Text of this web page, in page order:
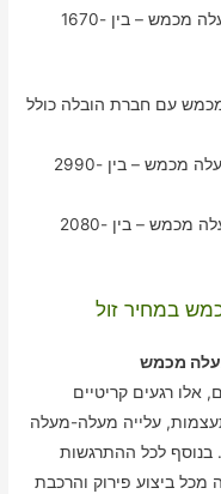
טווח המחירים לאריזה דירת 4 חדרים במעלה מכמש – בין 1670-
חדרים במעלה מכמש עם חברת הובלה כולל
טווח המחירים להובלת דירת 5 חדרים במעלה מכמש – בין 2990-
טווח המחירים לאריזה דירת 5 חדרים במעלה מכמש – בין 2080-
במחיר זול
מכמש
אלו רגעים קריטיים
עלייה מעלה-מעלה
לכל ההתרגשות
ביצוע פירוק והרכבת